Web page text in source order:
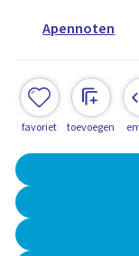
Apennoten
favoriet toevoegen